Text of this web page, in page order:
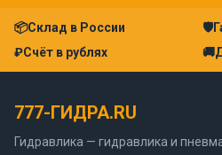
📦Склад в России 🛡
₽Счёт в рублях 🚚
777-ГИДРА.RU
Гидравлика — гидравлика и